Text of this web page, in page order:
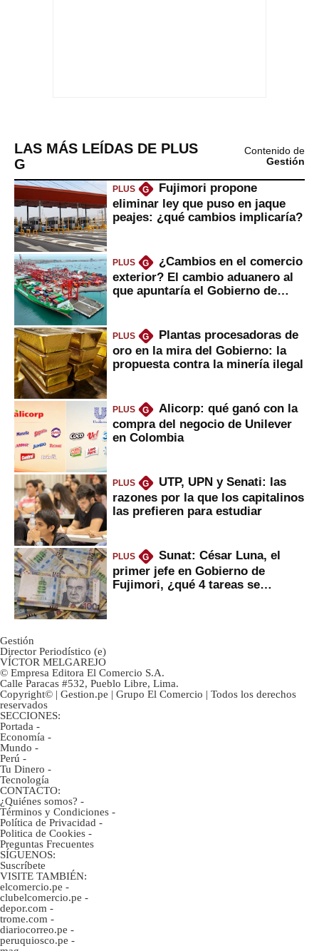
LAS MÁS LEÍDAS DE PLUS
G
Contenido de
Gestión
PLUS G
Fujimori propone
eliminar ley que puso en jaque
peajes: ¿qué cambios implicaría?
PLUS G
¿Cambios en el comercio
exterior? El cambio aduanero al
que apuntaría el Gobierno de
PLUS G
Plantas procesadoras de
oro en la mira del Gobierno: la
propuesta contra la minería ilegal
PLUS G
Alicorp: qué ganó con la
compra del negocio de Unilever
en Colombia
PLUS G
UTP, UPN y Senati: las
razones por la que los capitalinos
las prefieren para estudiar
PLUS G
Sunat: César Luna, el
primer jefe en Gobierno de
Fujimori, ¿qué 4 tareas se
Gestión
Director Periodístico (e)
VÍCTOR MELGAREJO
© Empresa Editora El Comercio S.A.
Calle Paracas #532, Pueblo Libre, Lima.
Copyright© | Gestion.pe | Grupo El Comercio | Todos los derechos
reservados
SECCIONES:
Portada -
Economía -
Mundo -
Perú -
Tu Dinero -
Tecnología
CONTACTO:
¿Quiénes somos? -
Términos y Condiciones -
Política de Privacidad -
Politica de Cookies -
Preguntas Frecuentes
SÍGUENOS:
Suscríbete
VISITE TAMBIÉN:
elcomercio.pe -
clubelcomercio.pe -
depor.com -
trome.com -
diariocorreo.pe -
peruquiosco.pe -